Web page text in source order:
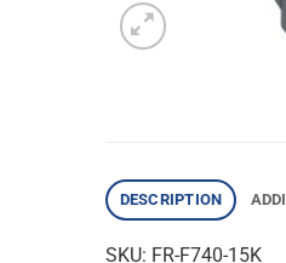
DESCRIPTION
SKU: FR-F740-15K